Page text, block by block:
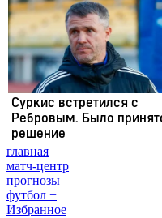
главная
матч-центр
прогнозы
футбол +
Избранное